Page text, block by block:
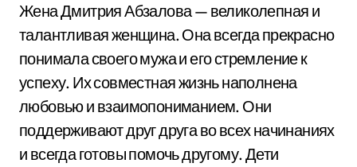
Жена Дмитрия Абзалова — великолепная и
талантливая женщина. Она всегда прекрасно
понимала своего мужа и его стремление к
успеху. Их совместная жизнь наполнена
любовью и взаимопониманием. Они
поддерживают друг друга во всех начинаниях
и всегда готовы помочь другому. Дети